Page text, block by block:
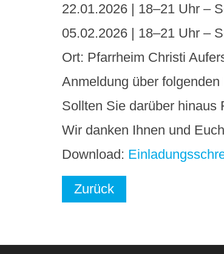
22.01.2026 | 18–21 Uhr –
05.02.2026 | 18–21 Uhr –
Ort: Pfarrheim Christi
Anmeldung über folgenden
Sollten Sie darüber hinaus
Wir danken Ihnen und
Download:
Zurück